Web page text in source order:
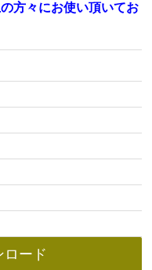
方々にお使い頂いてお
ロード